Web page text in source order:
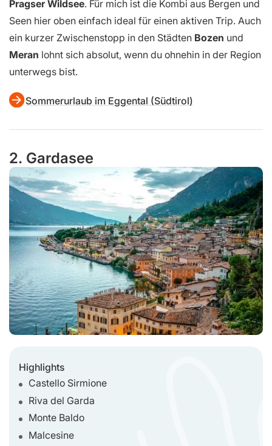
Pragser Wildsee. Für mich ist die Kombi aus Bergen und
Seen hier oben einfach ideal für einen aktiven Trip. Auch
ein kurzer Zwischenstopp in den Städten Bozen und
Meran lohnt sich absolut, wenn du ohnehin in der Region
unterwegs bist.
Sommerurlaub im Eggental (Südtirol)
2. Gardasee
Highlights
Castello Sirmione
Riva del Garda
Monte Baldo
Malcesine